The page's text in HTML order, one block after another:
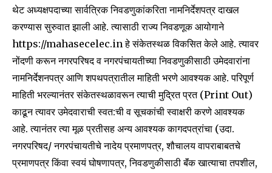
Join our community of
SUBSCRIBERS and be part of the
conversation.
To subscribe, simply enter your email address on our website
or click the subscribe button below. Don't worry, we respect
your privacy and won't spam your inbox. Your information is
safe with us.
थेट अध्यक्षपदाच्या सार्वत्रिक निवडणुकांकरिता नामनिर्देशपत्र दाखल
करण्यास सुरुवात झाली आहे. त्यासाठी राज्य निवडणूक आयोगाने
https://mahasecelec.in हे संकेतस्थळ विकसित केले आहे. त्यावर
नोंदणी करून नगरपरिषद व नगरपंचायतीच्या निवडणुकीसाठी उमेदवारांना
नामनिर्देशनपत्र आणि शपथपत्रातील माहिती भरणे आवश्यक आहे. परिपूर्ण
माहिती भरल्यानंतर संकेतस्थळावरून त्याची मुद्रित प्रत (Print Out)
काढून त्यावर उमेदवाराची स्वत:ची व सूचकांची स्वाक्षरी करणे आवश्यक
आहे. त्यानंतर त्या मूळ प्रतीसह अन्य आवश्यक कागदपत्रांचा (उदा.
नगरपरिषद/ नगरपंचायतीचे नादेय प्रमाणपत्र, शौचालय वापराबाबतचे
प्रमाणपत्र किंवा स्वयं घोषणापत्र, निवडणुकीसाठी बॅंक खात्याचा तपशील,